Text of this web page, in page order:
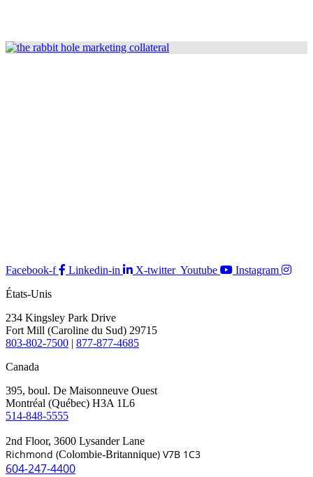
Facebook-f Linkedin-in X-twitter Youtube
Instagram
États-Unis
234 Kingsley Park Drive
Fort Mill (Caroline du Sud) 29715
803-802-7500 | 877-877-4685
Canada
395, boul. De Maisonneuve Ouest
Montréal (Québec) H3A 1L6
514-848-5555
2nd Floor, 3600 Lysander Lane
Richmond (Colombie-Britannique) V7B 1C3
604-247-4400